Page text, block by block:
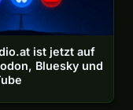
ist jetzt auf
Bluesky und